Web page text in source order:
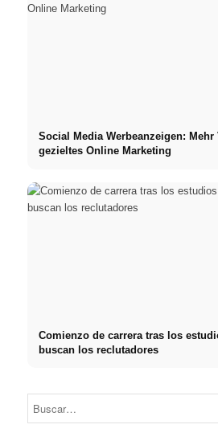
Social Media Werbeanzeigen: Mehr
gezieltes Online Marketing
Comienzo de carrera tras los
buscan los reclutadores
Práctica profesional en